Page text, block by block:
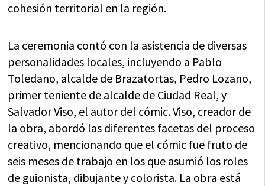
cohesión territorial en la región.
La ceremonia contó con la asistencia de diversas
personalidades locales, incluyendo a Pablo
Toledano, alcalde de Brazatortas, Pedro Lozano,
primer teniente de alcalde de Ciudad Real, y
Salvador Viso, el autor del cómic. Viso, creador de
la obra, abordó las diferentes facetas del proceso
creativo, mencionando que el cómic fue fruto de
seis meses de trabajo en los que asumió los roles
de guionista, dibujante y colorista. La obra está